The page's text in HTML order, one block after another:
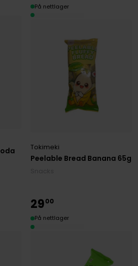
Peelable Bread Banana 65g
Tokimeki
På nettlager
2900
På nettlager